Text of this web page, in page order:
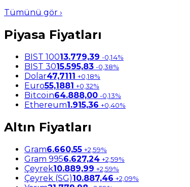
Tümünü gör ›
Piyasa Fiyatları
BIST 10013.779,39 -0,14%
BIST 3015.595,83 -0,38%
Dolar47,7111 +0,18%
Euro55,1881 +0,32%
Bitcoin64.888,00 -0,13%
Ethereum1.915,36 +0,40%
Altın Fiyatları
Gram6.660,55 +2,59%
Gram 9956.627,24 +2,59%
Çeyrek10.889,99 +2,59%
Çeyrek (SG)10.887,46 +2,09%